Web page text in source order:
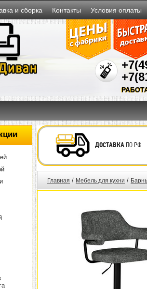
и сборка Контакты Условия оплаты
ДОСТАВКАПО РФ
Главная / Мебель для кухни /